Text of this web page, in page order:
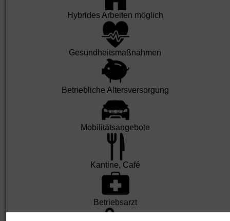
Hybrides Arbeiten möglich
Gesund­heits­maß­nahmen
Betrieb­liche Alters­ver­sorgung
Mobilitäts­angebote
Kantine, Café
Betriebs­arzt